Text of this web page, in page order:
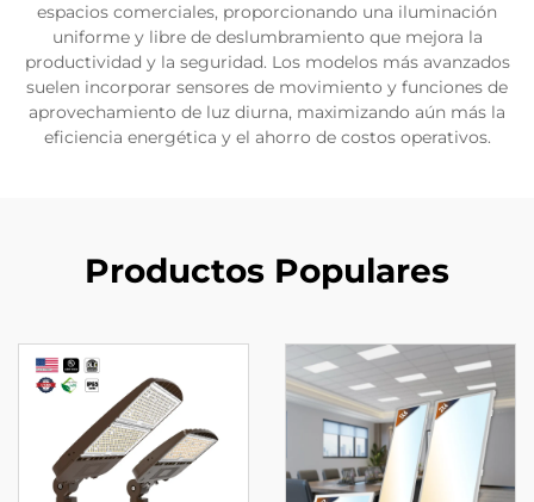
espacios comerciales, proporcionando una iluminación
uniforme y libre de deslumbramiento que mejora la
productividad y la seguridad. Los modelos más avanzados
suelen incorporar sensores de movimiento y funciones de
aprovechamiento de luz diurna, maximizando aún más la
eficiencia energética y el ahorro de costos operativos.
Productos Populares